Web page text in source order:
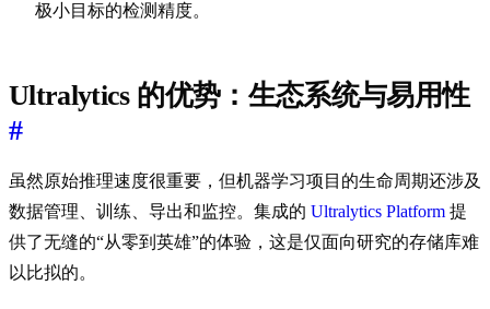
极小目标的检测精度。
Ultralytics 的优势：生态系统与易用性
#
虽然原始推理速度很重要，但机器学习项目的生命周期还涉及
数据管理、训练、导出和监控。集成的 Ultralytics Platform 提
供了无缝的“从零到英雄”的体验，这是仅面向研究的存储库难
以比拟的。